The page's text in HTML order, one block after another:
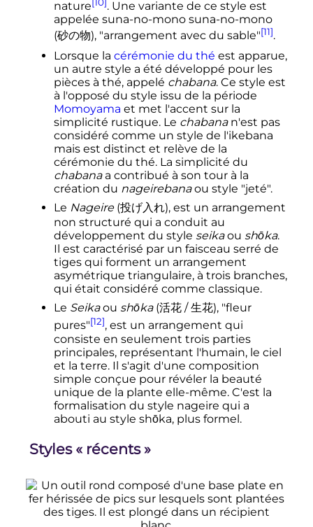
nature
. Une variante de ce style est
appelée suna-no-mono suna-no-mono
(砂の物), "arrangement avec du sable"[11].
Lorsque la cérémonie du thé est apparue,
un autre style a été développé pour les
pièces à thé, appelé chabana. Ce style est
à l'opposé du style issu de la période
Momoyama et met l'accent sur la
simplicité rustique. Le chabanan'est pas
considéré comme un style de l'ikebana
mais est distinct et relève de la
cérémonie du thé. La simplicité du
chabanaa contribué à son tour à la
création du nageirebanaou style "jeté".
Le Nageire (投げ入れ), est un arrangement
non structuré qui a conduit au
développement du style seikaou shōka.
Il est caractérisé par un faisceau serré de
tiges qui forment un arrangement
asymétrique triangulaire, à trois branches,
qui était considéré comme classique.
Le Seikaou shōka (活花 / 生花), "fleur
pures"[12], est un arrangement qui
consiste en seulement trois parties
principales, représentant l'humain, le ciel
et la terre. Il s'agit d'une composition
simple conçue pour révéler la beauté
unique de la plante elle-même. C'est la
formalisation du style nageire qui a
abouti au style shōka, plus formel.
Styles « récents »